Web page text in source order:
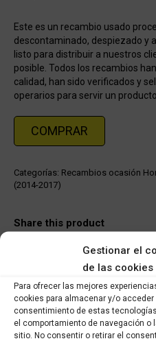
Gestionar el
de las cookies
Para ofrecer las mejores
cookies para almacenar y/o
consentimiento de estas
el comportamiento de navegación
sitio. No consentir o retirar el
Este es un recambio usado
descontaminado, despiezado y
listo para distribuir a nuestros
posible. Todos los recambios
calidad, han sido verificados y
operarios para servir un
COMPRAR
Categorías: Recambios ocasión
(2014-2017)
Share this product
X
Share
Facebook
Share
Pinterest
Productos